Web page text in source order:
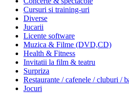
Cursuri si training-uri
Diverse
Jucarii
Licente software
Muzica & Filme (DVD,CD)
Health & Fitness
Invitatii la film & teatru
Surpriza
Restaurante / cafenele / cluburi /
Jocuri